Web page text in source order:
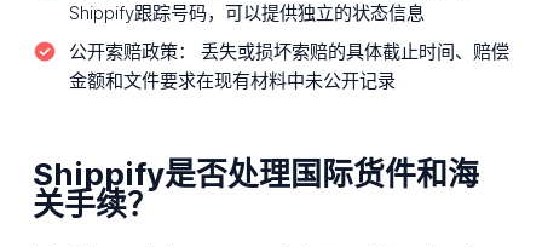
Shippify跟踪号码，可以提供独立的状态信息
公开索赔政策：
丢失或损坏索赔的具体截止时间、赔偿
金额和文件要求在现有材料中未公开记录
Shippify是否处理国际货件和海
关手续？